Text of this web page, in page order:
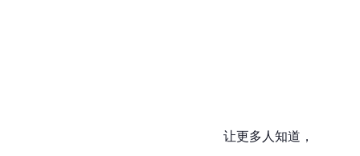
让更多人知道，